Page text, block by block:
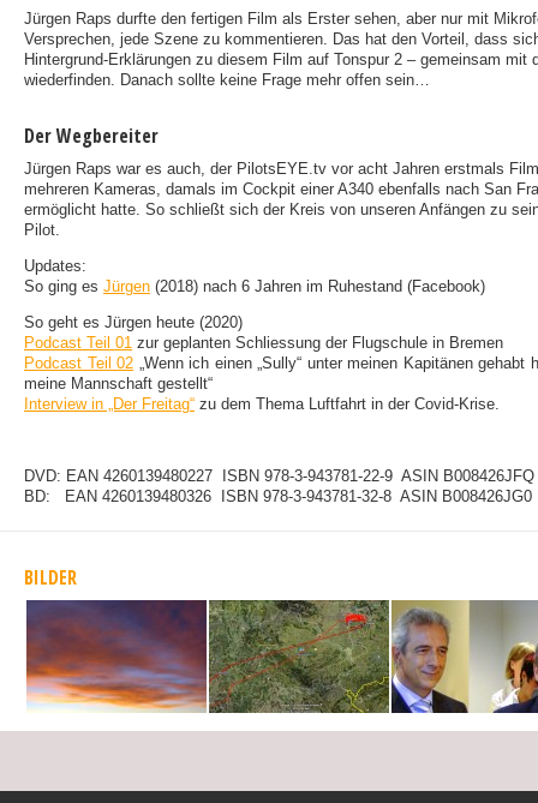
Jürgen Raps durfte den fertigen Film als Erster sehen, aber nur mit
Versprechen, jede Szene zu kommentieren. Das hat den Vorteil, dass
Hintergrund-Erklärungen zu diesem Film auf Tonspur 2 – gemeinsam mit
wiederfinden. Danach sollte keine Frage mehr offen sein…
Der Wegbereiter
Jürgen Raps war es auch, der PilotsEYE.tv vor acht Jahren erstmals
mehreren Kameras, damals im Cockpit einer A340 ebenfalls nach San
ermöglicht hatte. So schließt sich der Kreis von unseren Anfängen zu
Pilot.
Updates:
So ging es Jürgen (2018) nach 6 Jahren im Ruhestand (Facebook)
So geht es Jürgen heute (2020)
Podcast Teil 01 zur geplanten Schliessung der Flugschule in Bremen
Podcast Teil 02 „Wenn ich einen „Sully“ unter meinen Kapitänen
meine Mannschaft gestellt“
Interview in „Der Freitag“ zu dem Thema Luftfahrt in der Covid-Krise.
DVD: EAN 4260139480227 ISBN 978-3-943781-22-9 ASIN B008426JFQ
BD: EAN 4260139480326 ISBN 978-3-943781-32-8 ASIN B008426JG0
BILDER